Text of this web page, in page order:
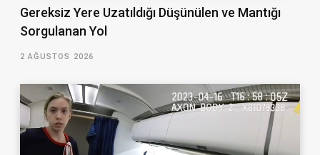
Gereksiz Yere Uzatıldığı Düşünülen ve Mantığı
Sorgulanan Yol
2 AĞUSTOS 2026